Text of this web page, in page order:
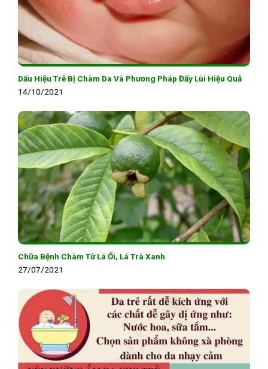
Dấu Hiệu Trẻ Bị Chàm Da Và Phương Pháp Đẩy Lùi Hiệu Quả
14/10/2021
Chữa Bệnh Chàm Từ Lá Ổi, Lá Trà Xanh
27/07/2021